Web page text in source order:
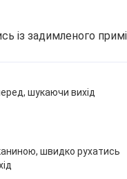
із задимленого
шукаючи вихід
швидко рухатись